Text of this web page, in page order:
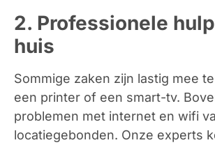
2. Professionele
huis
Sommige zaken zijn lastig mee
een printer of een smart-tv.
problemen met internet en wifi
locatiegebonden. Onze experts